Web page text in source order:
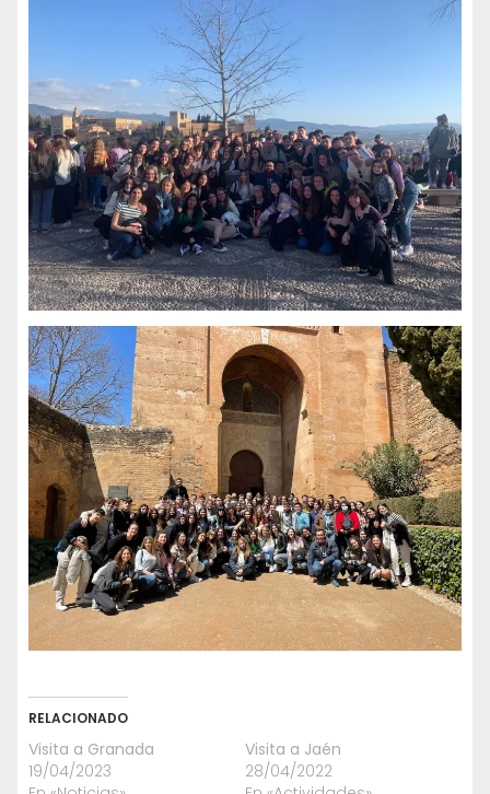
RELACIONADO
Visita a Granada
19/04/2023
Visita a Jaén
28/04/2022